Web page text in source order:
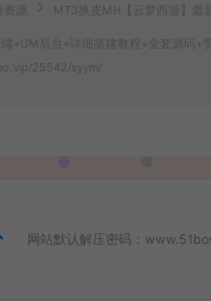
资源 MT3换皮MH【云梦西游】最
端+GM后台+详细搭建教程+全套源码+
25542/syym/
网站默认解压密码：